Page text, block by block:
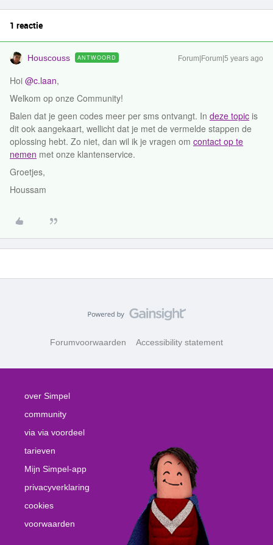
1 reactie
Houscouss ANTWOORD Forum|Forum|5 years ago
Hoi @c.laan,
Welkom op onze Community!
Balen dat je geen codes meer per sms ontvangt. In deze topic is
dit ook aangekaart, wellicht dat je met de vermelde stappen de
oplossing hebt. Zo niet, dan wil ik je vragen om contact op te
nemen met onze klantenservice.
Groetjes,
Houssam
Forumvoorwaarden Accessibility statement
over Simpel
community
via via voordeel
tarieven
Mijn Simpel-app
privacyverklaring
cookies
voorwaarden